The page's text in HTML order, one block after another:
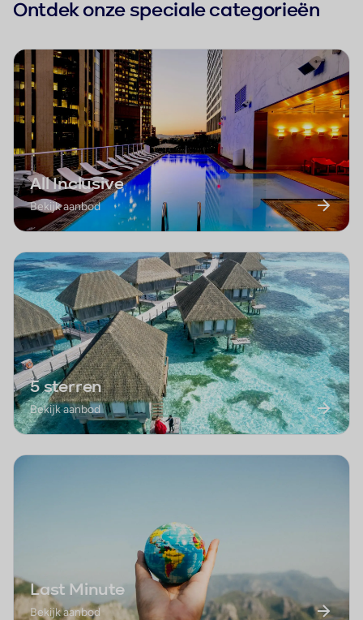
Ontdek onze speciale categorieën
All Inclusive
Bekijk aanbod
5 sterren
Bekijk aanbod
Last Minute
Bekijk aanbod